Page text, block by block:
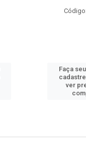
Faça
ver